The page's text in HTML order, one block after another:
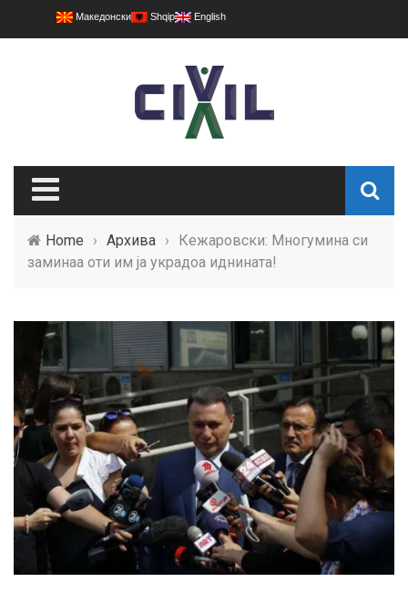
Македонски Shqip English
Home › Архива ›
Кежаровски: Многумина си
заминаа оти им ја украдоа иднината!